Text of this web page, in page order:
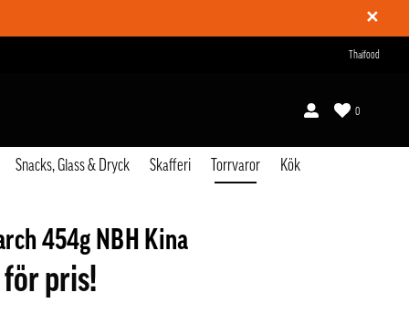
✕
Thaifood
0
Snacks, Glass & Dryck Skafferi Torrvaror Kök
454g NBH Kina
för pris!